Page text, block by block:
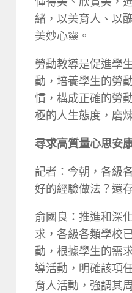
緒，以美育人、以
美妙心靈。
勞動教導是促進學
動，培養學生的勞
慣，構成正確的勞
極的人生態度，磨
尋求高質量心思安
記者：今朝，各級
好的經驗做法？還
俞國良：推進和深
求，各級各類學校
動，根據學生的需
導活動，明確該項
育人活動，強調其